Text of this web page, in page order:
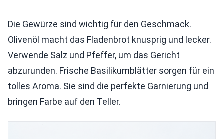
Die Gewürze sind wichtig für den Geschmack.
Olivenöl macht das Fladenbrot knusprig und lecker.
Verwende Salz und Pfeffer, um das Gericht
abzurunden. Frische Basilikumblätter sorgen für ein
tolles Aroma. Sie sind die perfekte Garnierung und
bringen Farbe auf den Teller.